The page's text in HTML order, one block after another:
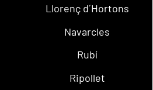
Llorenç d´Hortons
Navarcles
Rubí
Ripollet